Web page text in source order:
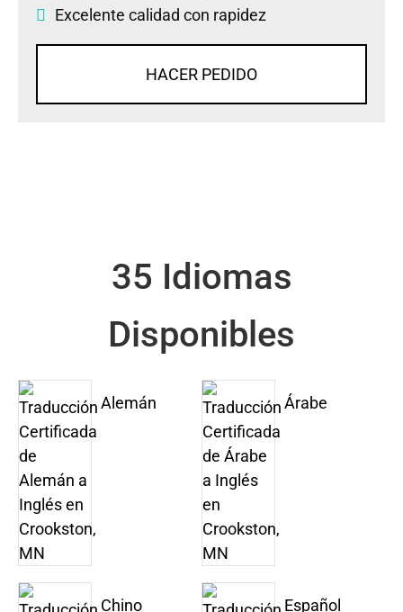
Excelente calidad con rapidez
HACER PEDIDO
35 Idiomas
Disponibles
Alemán Árabe
Chino Español